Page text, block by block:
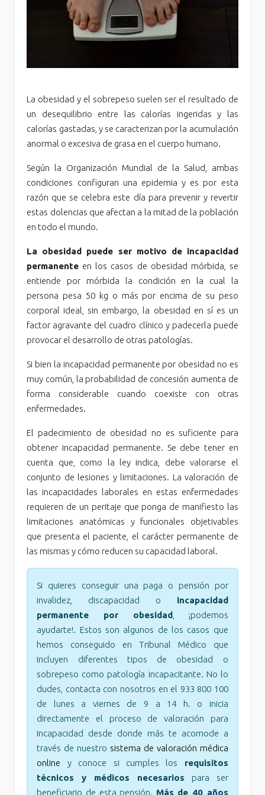
La obesidad y el sobrepeso suelen ser el resultado de
un desequilibrio entre las calorías ingeridas y las
calorías gastadas, y se caracterizan por la acumulación
anormal o excesiva de grasa en el cuerpo humano.
Según la Organización Mundial de la Salud, ambas
condiciones configuran una epidemia y es por esta
razón que se celebra este día para prevenir y revertir
estas dolencias que afectan a la mitad de la población
en todo el mundo.
La obesidad puede ser motivo de incapacidad
permanente en los casos de obesidad mórbida, se
entiende por mórbida la condición en la cual la
persona pesa 50 kg o más por encima de su peso
corporal ideal, sin embargo, la obesidad en sí es un
factor agravante del cuadro clínico y padecerla puede
provocar el desarrollo de otras patologías.
Si bien la incapacidad permanente por obesidad no es
muy común, la probabilidad de concesión aumenta de
forma considerable cuando coexiste con otras
enfermedades.
El padecimiento de obesidad no es suficiente para
obtener incapacidad permanente. Se debe tener en
cuenta que, como la ley indica, debe valorarse el
conjunto de lesiones y limitaciones. La valoración de
las incapacidades laborales en estas enfermedades
requieren de un peritaje que ponga de manifiesto las
limitaciones anatómicas y funcionales objetivables
que presenta el paciente, el carácter permanente de
las mismas y cómo reducen su capacidad laboral.
Si quieres conseguir una paga o pensión por
invalidez, discapacidad o incapacidad
permanente por obesidad, ¡podemos
ayudarte!. Estos son algunos de los casos que
hemos conseguido en Tribunal Médico que
incluyen diferentes tipos de obesidad o
sobrepeso como patología incapacitante. No lo
dudes, contacta con nosotros en el 933 800 100
de lunes a viernes de 9 a 14 h. o inicia
directamente el proceso de valoración para
incapacidad desde donde más te acomode a
través de nuestro sistema de valoración médica
online y conoce si cumples los requisitos
técnicos y médicos necesarios para ser
beneficiario de esta pensión. Más de 40 años